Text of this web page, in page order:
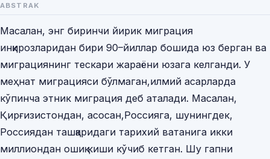
ABSTRAK
Масалан, энг биринчи йирик миграция
инқирозларидан бири 90–йиллар бошида юз берган ва
миграциянинг тескари жараёни юзага келганди. У
меҳнат миграцияси бўлмаган,илмий асарларда
кўпинча этник миграция деб аталади. Масалан,
Қирғизистондан, асосан,Россияга, шунингдек,
Россиядан ташқаридаги тарихий ватанига икки
миллиондан ошиқ киши кўчиб кетган. Шу гапни